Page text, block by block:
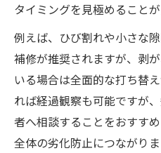
タイミングを見極めることが
例えば、ひび割れや小さな
補修が推奨されますが、剥
いる場合は全面的な打ち替
れば経過観察も可能ですが
者へ相談することをおすす
全体の劣化防止につながりま